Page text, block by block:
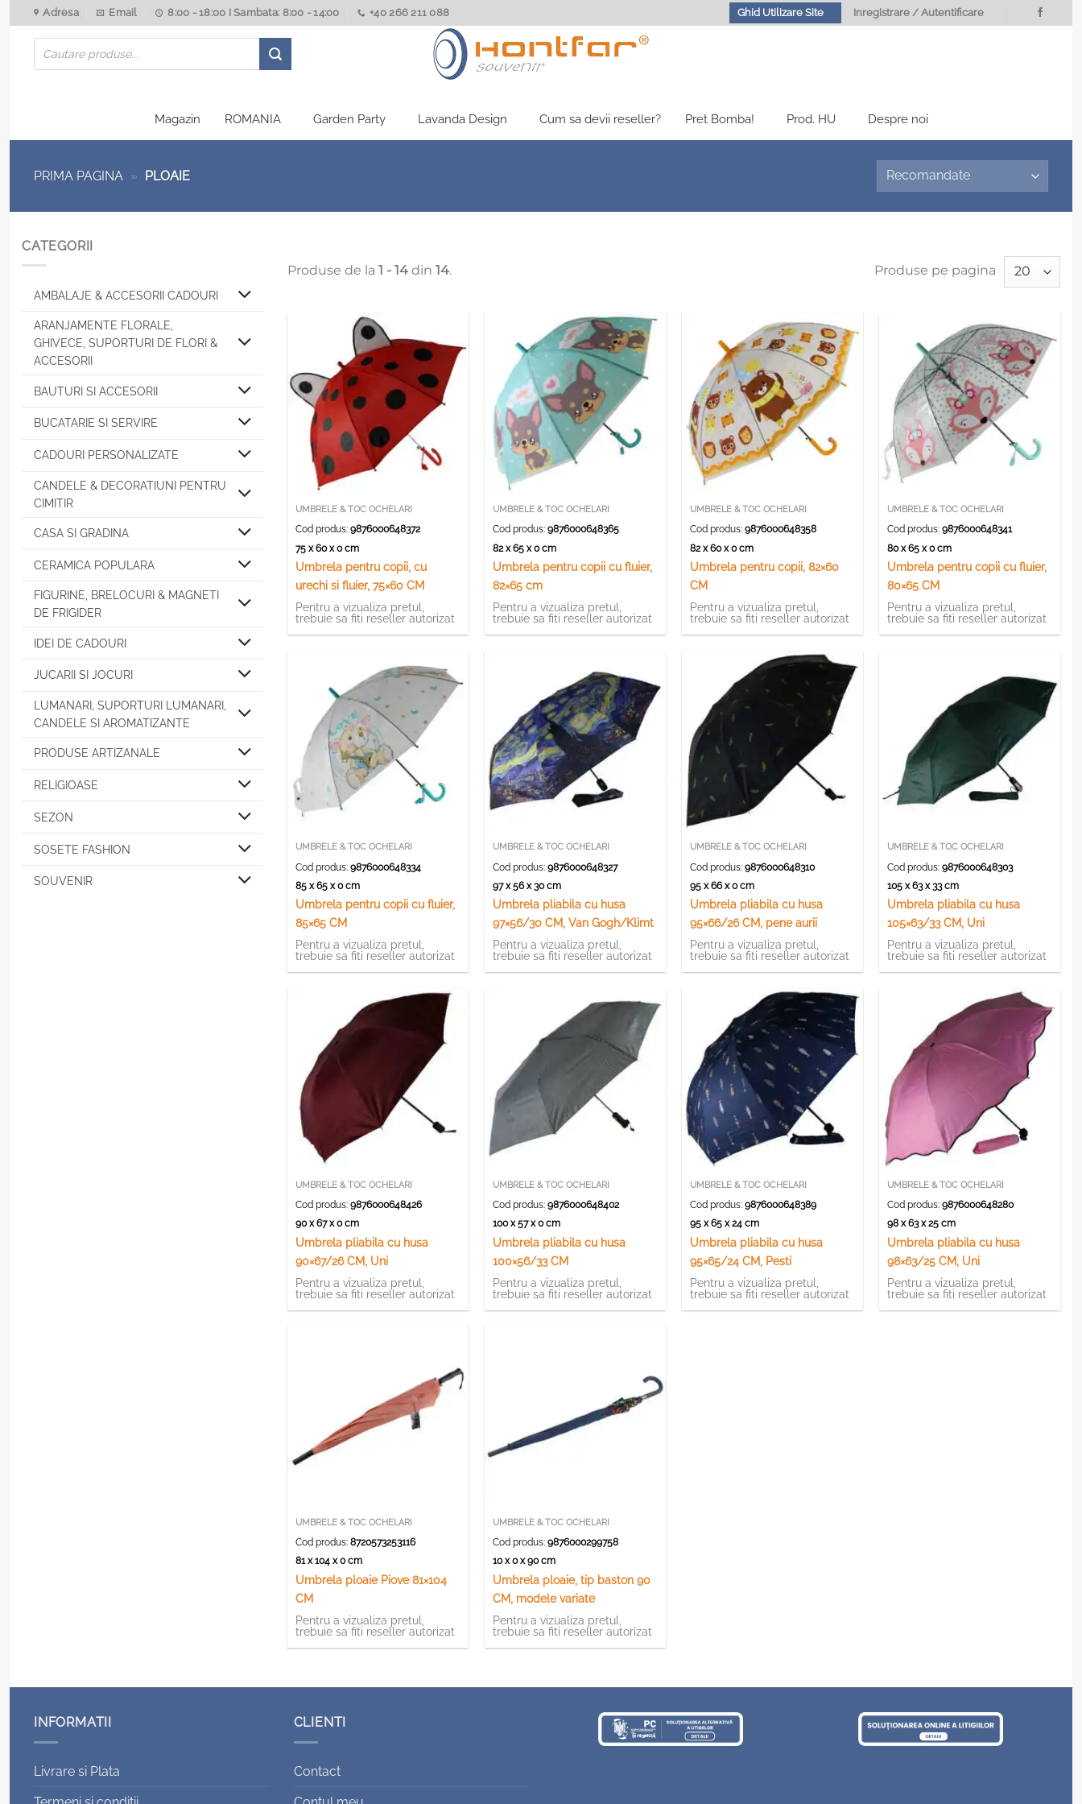
to
content
Adresa Email 8:00 - 18:00 I Sambata: 8:00 - 14:00 +40 266 211 088 Ghid Utilizare Site Inregistrare / Autentificare
Products
search
Magazin ROMANIA Garden Party Lavanda Design Cum sa devii reseller? Pret Bomba! Prod. HU Despre noi
PRIMA PAGINA » PLOAIE
CATEGORII
AMBALAJE & ACCESORII CADOURI
ARANJAMENTE FLORALE,
GHIVECE, SUPORTURI DE FLORI &
ACCESORII
BAUTURI SI ACCESORII
BUCATARIE SI SERVIRE
CADOURI PERSONALIZATE
CANDELE & DECORATIUNI PENTRU
CIMITIR
CASA SI GRADINA
CERAMICA POPULARA
FIGURINE, BRELOCURI & MAGNETI
DE FRIGIDER
IDEI DE CADOURI
JUCARII SI JOCURI
LUMANARI, SUPORTURI LUMANARI,
CANDELE SI AROMATIZANTE
PRODUSE ARTIZANALE
RELIGIOASE
SEZON
SOSETE FASHION
SOUVENIR
Produse de la 1 - 14 din 14. Produse pe pagina
UMBRELE & TOC OCHELARI
Cod produs:9876000648372
75 x 60 x 0 cm
Umbrela pentru copii, cu
urechi si fluier, 75×60 CM
Pentru a vizualiza pretul,
trebuie sa fiti reseller autorizat
UMBRELE & TOC OCHELARI
Cod produs:9876000648365
82 x 65 x 0 cm
Umbrela pentru copii cu fluier,
82×65 cm
Pentru a vizualiza pretul,
trebuie sa fiti reseller autorizat
UMBRELE & TOC OCHELARI
Cod produs:9876000648358
82 x 60 x 0 cm
Umbrela pentru copii, 82×60
CM
Pentru a vizualiza pretul,
trebuie sa fiti reseller autorizat
UMBRELE & TOC OCHELARI
Cod produs:9876000648341
80 x 65 x 0 cm
Umbrela pentru copii cu fluier,
80×65 CM
Pentru a vizualiza pretul,
trebuie sa fiti reseller autorizat
UMBRELE & TOC OCHELARI
Cod produs:9876000648334
85 x 65 x 0 cm
Umbrela pentru copii cu fluier,
85×65 CM
Pentru a vizualiza pretul,
trebuie sa fiti reseller autorizat
UMBRELE & TOC OCHELARI
Cod produs:9876000648327
97 x 56 x 30 cm
Umbrela pliabila cu husa
97×56/30 CM, Van Gogh/Klimt
Pentru a vizualiza pretul,
trebuie sa fiti reseller autorizat
UMBRELE & TOC OCHELARI
Cod produs:9876000648310
95 x 66 x 0 cm
Umbrela pliabila cu husa
95×66/26 CM, pene aurii
Pentru a vizualiza pretul,
trebuie sa fiti reseller autorizat
UMBRELE & TOC OCHELARI
Cod produs:9876000648303
105 x 63 x 33 cm
Umbrela pliabila cu husa
105×63/33 CM, Uni
Pentru a vizualiza pretul,
trebuie sa fiti reseller autorizat
UMBRELE & TOC OCHELARI
Cod produs:9876000648426
90 x 67 x 0 cm
Umbrela pliabila cu husa
90×67/26 CM, Uni
Pentru a vizualiza pretul,
trebuie sa fiti reseller autorizat
UMBRELE & TOC OCHELARI
Cod produs:9876000648402
100 x 57 x 0 cm
Umbrela pliabila cu husa
100×56/33 CM
Pentru a vizualiza pretul,
trebuie sa fiti reseller autorizat
UMBRELE & TOC OCHELARI
Cod produs:9876000648389
95 x 65 x 24 cm
Umbrela pliabila cu husa
95×65/24 CM, Pesti
Pentru a vizualiza pretul,
trebuie sa fiti reseller autorizat
UMBRELE & TOC OCHELARI
Cod produs:9876000648280
98 x 63 x 25 cm
Umbrela pliabila cu husa
98×63/25 CM, Uni
Pentru a vizualiza pretul,
trebuie sa fiti reseller autorizat
UMBRELE & TOC OCHELARI
Cod produs:8720573253116
81 x 104 x 0 cm
Umbrela ploaie Piove 81×104
CM
Pentru a vizualiza pretul,
trebuie sa fiti reseller autorizat
UMBRELE & TOC OCHELARI
Cod produs:9876000299758
10 x 0 x 90 cm
Umbrela ploaie, tip baston 90
CM, modele variate
Pentru a vizualiza pretul,
trebuie sa fiti reseller autorizat
INFORMATII
Livrare si Plata
CLIENTI
Contact